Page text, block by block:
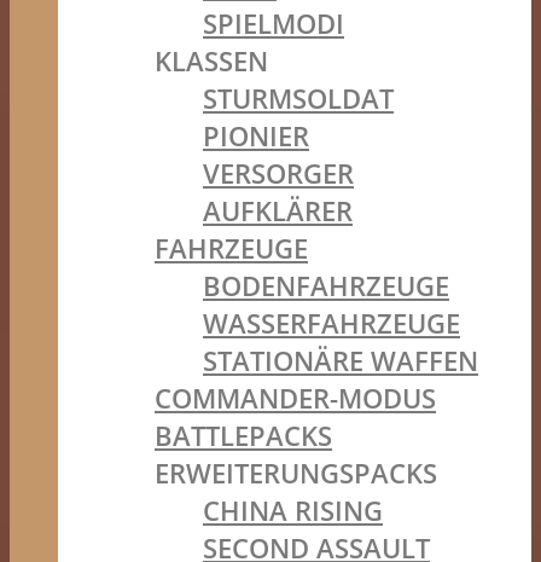
SPIELMODI
KLASSEN
STURMSOLDAT
PIONIER
VERSORGER
AUFKLÄRER
FAHRZEUGE
BODENFAHRZEUGE
WASSERFAHRZEUGE
STATIONÄRE WAFFEN
COMMANDER-MODUS
BATTLEPACKS
ERWEITERUNGSPACKS
CHINA RISING
SECOND ASSAULT